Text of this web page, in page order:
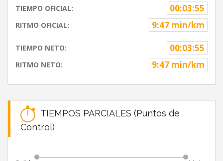
TIEMPO OFICIAL: 00:03:55
RITMO OFICIAL: 9:47 min/km
TIEMPO NETO: 00:03:55
RITMO NETO: 9:47 min/km
TIEMPOS PARCIALES (Puntos de
Control)